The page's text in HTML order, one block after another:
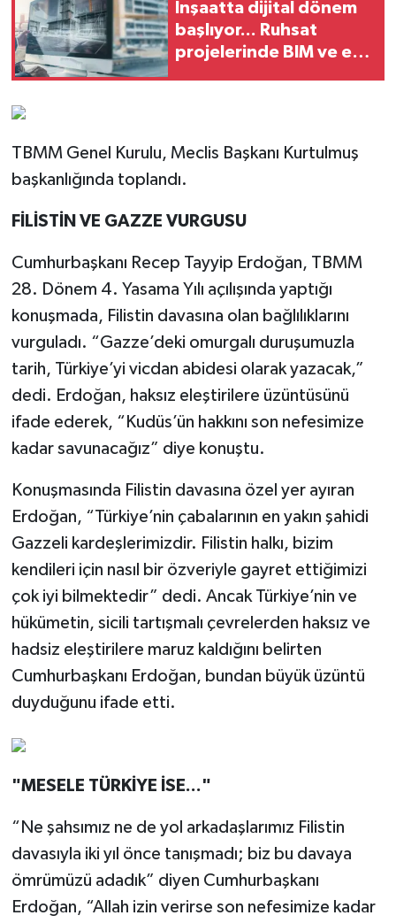
İnşaatta dijital dönem
başlıyor... Ruhsat
projelerinde BIM ve e-
TBMM Genel Kurulu, Meclis Başkanı Kurtulmuş
başkanlığında toplandı.
FİLİSTİN VE GAZZE VURGUSU
Cumhurbaşkanı Recep Tayyip Erdoğan, TBMM
28. Dönem 4. Yasama Yılı açılışında yaptığı
konuşmada, Filistin davasına olan bağlılıklarını
vurguladı. “Gazze’deki omurgalı duruşumuzla
tarih, Türkiye’yi vicdan abidesi olarak yazacak,”
dedi. Erdoğan, haksız eleştirilere üzüntüsünü
ifade ederek, “Kudüs’ün hakkını son nefesimize
kadar savunacağız” diye konuştu.
Konuşmasında Filistin davasına özel yer ayıran
Erdoğan, “Türkiye’nin çabalarının en yakın şahidi
Gazzeli kardeşlerimizdir. Filistin halkı, bizim
kendileri için nasıl bir özveriyle gayret ettiğimizi
çok iyi bilmektedir” dedi. Ancak Türkiye’nin ve
hükümetin, sicili tartışmalı çevrelerden haksız ve
hadsiz eleştirilere maruz kaldığını belirten
Cumhurbaşkanı Erdoğan, bundan büyük üzüntü
duyduğunu ifade etti.
"MESELE TÜRKİYE İSE..."
“Ne şahsımız ne de yol arkadaşlarımız Filistin
davasıyla iki yıl önce tanışmadı; biz bu davaya
ömrümüzü adadık” diyen Cumhurbaşkanı
Erdoğan, “Allah izin verirse son nefesimize kadar